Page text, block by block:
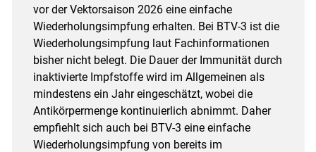
vor der Vektorsaison 2026 eine einfache
Wiederholungsimpfung erhalten. Bei BTV-3 ist die
Wiederholungsimpfung laut Fachinformationen
bisher nicht belegt. Die Dauer der Immunität durch
inaktivierte Impfstoffe wird im Allgemeinen als
mindestens ein Jahr eingeschätzt, wobei die
Antikörpermenge kontinuierlich abnimmt. Daher
empfiehlt sich auch bei BTV-3 eine einfache
Wiederholungsimpfung von bereits im